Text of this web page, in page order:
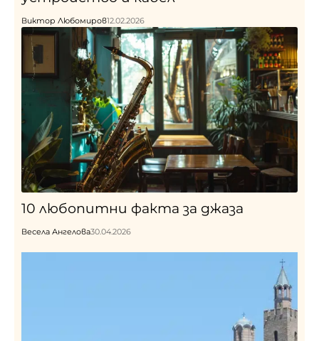
Виктор Любомиров12.02.2026
10 любопитни факта за джаза
Весела Ангелова30.04.2026